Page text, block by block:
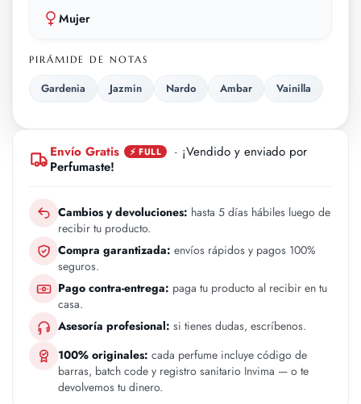
Mujer
PIRÁMIDE DE NOTAS
Gardenia Jazmin Nardo Ambar Vainilla
Envío Gratis ⚡ FULL
· ¡Vendido y enviado por
Perfumaste!
Cambios y devoluciones: hasta 5 días hábiles luego de
recibir tu producto.
Compra garantizada: envíos rápidos y pagos 100%
seguros.
Pago contra-entrega: paga tu producto al recibir en tu
casa.
Asesoría profesional: si tienes dudas, escríbenos.
100% originales: cada perfume incluye código de
barras, batch code y registro sanitario Invima — o te
devolvemos tu dinero.